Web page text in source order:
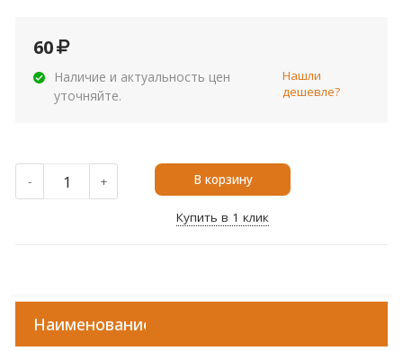
60
Наличие и актуальность цен
уточняйте.
Нашли
дешевле?
- + В корзину
Купить в 1 клик
Наименование